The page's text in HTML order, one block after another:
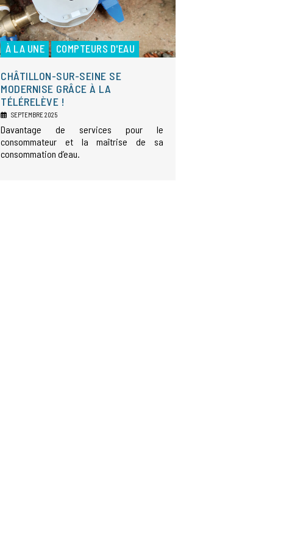
À LA UNE COMPTEURS D'EAU
CHÂTILLON-SUR-SEINE SE
MODERNISE GRÂCE À LA
TÉLÉRELÈVE !
SEPTEMBRE 2025
Davantage de services pour le
consommateur et la maîtrise de sa
consommation d’eau.